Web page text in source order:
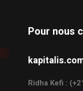
Pour nous
Ridha Kefi :